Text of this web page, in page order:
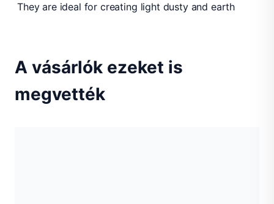
They are ideal for creating light dusty and earth
A vásárlók ezeket is
megvették